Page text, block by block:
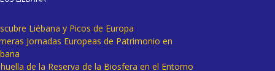
Liébana y Picos de Europa
Jornadas Europeas de Patrimonio en
de la Reserva de la Biosfera en el Entorno